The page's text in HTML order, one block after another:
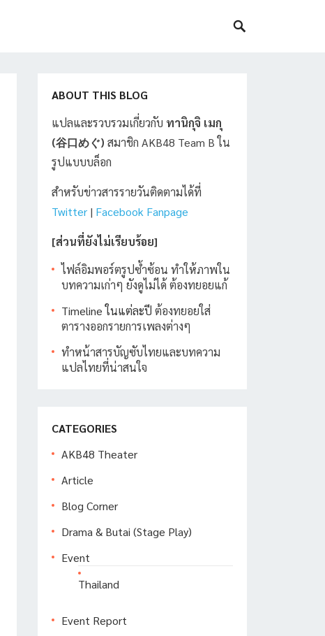
ABOUT THIS BLOG
แปลและรวบรวมเกี่ยวกับ ทานิกุจิ เมกุ
(谷口めぐ) สมาชิก AKB48 Team B ใน
รูปแบบบล็อก
สำหรับข่าวสารรายวันติดตามได้ที่
Twitter | Facebook Fanpage
[ส่วนที่ยังไม่เรียบร้อย]
ไฟล์อิมพอร์ตรูปซ้ำซ้อน ทำให้ภาพใน
บทความเก่าๆ ยังดูไม่ได้ ต้องทยอยแก้
Timeline ในแต่ละปี ต้องทยอยใส่
ตารางออกรายการเพลงต่างๆ
ทำหน้าสารบัญซับไทยและบทความ
แปลไทยที่น่าสนใจ
CATEGORIES
AKB48 Theater
Article
Blog Corner
Drama & Butai (Stage Play)
Event
Thailand
Event Report